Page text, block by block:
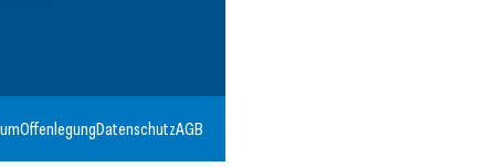
OffenlegungDatenschutzAGB